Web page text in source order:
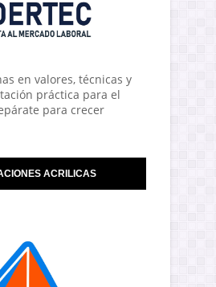
en valores, técnicas y
práctica para el
para crecer
ACRILICAS